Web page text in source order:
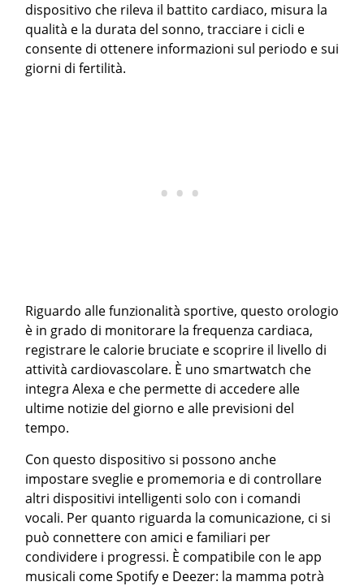
dispositivo che rileva il battito cardiaco, misura la
qualità e la durata del sonno, tracciare i cicli e
consente di ottenere informazioni sul periodo e sui
giorni di fertilità.
Riguardo alle funzionalità sportive, questo orologio
è in grado di monitorare la frequenza cardiaca,
registrare le calorie bruciate e scoprire il livello di
attività cardiovascolare. È uno smartwatch che
integra Alexa e che permette di accedere alle
ultime notizie del giorno e alle previsioni del
tempo.
Con questo dispositivo si possono anche
impostare sveglie e promemoria e di controllare
altri dispositivi intelligenti solo con i comandi
vocali. Per quanto riguarda la comunicazione, ci si
può connettere con amici e familiari per
condividere i progressi. È compatibile con le app
musicali come Spotify e Deezer: la mamma potrà